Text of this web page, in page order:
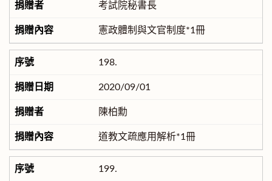
考試院秘書長
憲政體制與文官制度*1冊
198.
2020/09/01
陳柏勳
道教文疏應用解析*1冊
199.